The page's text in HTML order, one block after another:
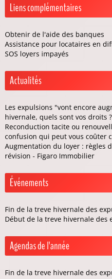
Liens complémentaires
Obtenir de l'aide des banques
Assistance pour locataires en
SOS loyers impayés
Actualités
Les expulsions "vont encore
hivernale, quels sont vos droits
Reconduction tacite ou
confusion qui peut vous coûter
Augmentation du loyer : règles
révision - Figaro Immobilier
Événements
Fin de la treve hivernale des
Début de la treve hivernale des
Agendas de l'année
Fin de la treve hivernale des